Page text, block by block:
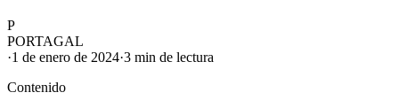
P
PORTAGAL
·1 de enero de 2024·3 min de lectura
Contenido